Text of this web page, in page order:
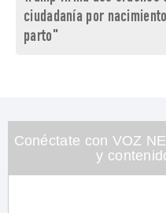
ciudadanía por
parto"
Conéctate con VOZ
y